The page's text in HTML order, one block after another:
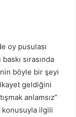
oy pusulası
sırasında
böyle bir şeyi
geldiğini
anlamsız”
ilgili